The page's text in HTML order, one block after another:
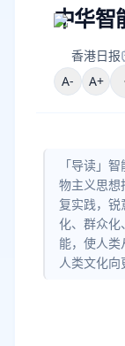
中华智
香港日报
A-
A+
「导读」
物主义思想
复实践，
化、群众化
能，使人
人类文化向